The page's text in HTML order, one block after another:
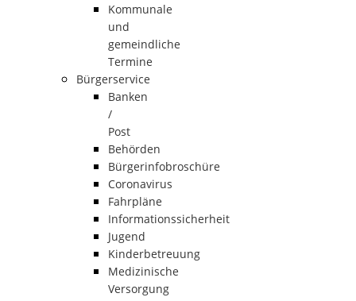
Kommunale
und
gemeindliche
Termine
Bürgerservice
Banken
/
Post
Behörden
Bürgerinfobroschüre
Coronavirus
Fahrpläne
Informationssicherheit
Jugend
Kinderbetreuung
Medizinische
Versorgung